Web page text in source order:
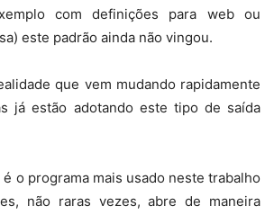
com definições para web ou
este padrão ainda não vingou.
que vem mudando rapidamente
já estão adotando este tipo de saída
é o programa mais usado neste trabalho
não raras vezes, abre de maneira